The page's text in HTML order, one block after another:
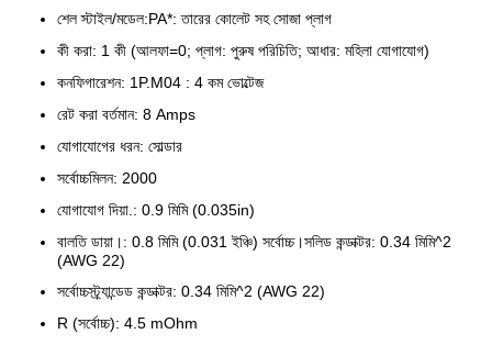
শেল স্টাইল/মডেল:PA*: তারের কোলেট সহ সোজা প্লাগ
কী করা: 1 কী (আলফা=0; প্লাগ: পুরুষ পরিচিতি; আধার: মহিলা যোগাযোগ)
কনফিগারেশন: 1P.M04 : 4 কম ভোল্টেজ
রেট করা বর্তমান: 8 Amps
যোগাযোগের ধরন: সোল্ডার
সর্বোচ্চমিলন: 2000
যোগাযোগ দিয়া.: 0.9 মিমি (0.035in)
বালতি ডায়া।: 0.8 মিমি (0.031 ইঞ্চি) সর্বোচ্চ।সলিড কন্ডাক্টর: 0.34 মিমি^2
(AWG 22)
সর্বোচ্চস্ট্র্যান্ডেড কন্ডাক্টর: 0.34 মিমি^2 (AWG 22)
R (সর্বোচ্চ): 4.5 mOhm